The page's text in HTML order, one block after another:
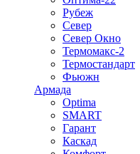
Рубеж
Север
Север Окно
Термомакс-2
Термостандарт
Фьюжн
Армада
Optima
SMART
Гарант
Каскад